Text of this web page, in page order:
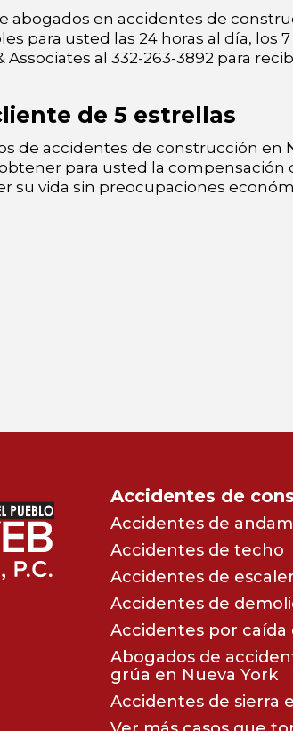
abogados en accidentes de
para usted las 24 horas al día, los
Associates al 332-263-3892 para
de 5 estrellas
de accidentes de construcción en
para usted la compensación
su vida sin preocupaciones
Accidentes de
Accidentes de
Accidentes de techo
Accidentes de
Accidentes de
Accidentes por caída
Abogados de
grúa en Nueva York
Accidentes de sierra